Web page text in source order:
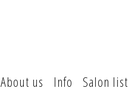
About us Info Salon list